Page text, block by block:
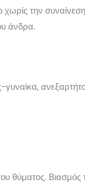
χωρίς την
άνδρα.
θύματος.